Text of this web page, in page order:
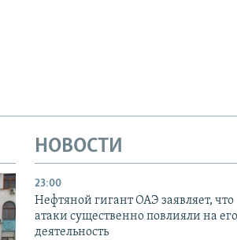
НОВОСТИ
23:00
Нефтяной гигант ОАЭ заявляет, что
атаки существенно повлияли на его
деятельность